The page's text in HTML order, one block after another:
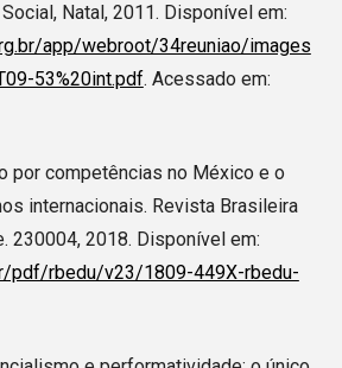
Natal, 2011. Disponível em:
app/webroot/34reuniao/images
53%20int.pdf. Acessado em:
por competências no México e o
internacionais. Revista Brasileira
230004, 2018. Disponível em:
pdf/rbedu/v23/1809-449X-rbedu-